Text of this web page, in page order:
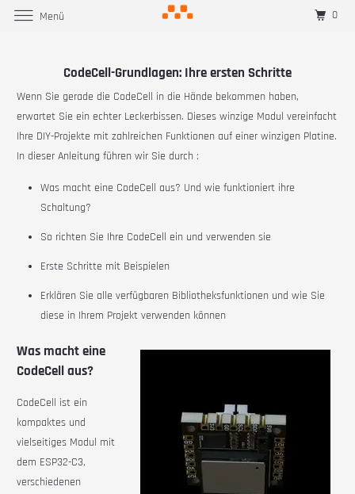
CodeCell-Grundlagen: Ihre ersten Schritte
Wenn Sie gerade die CodeCell in die Hände bekommen haben,
erwartet Sie ein echter Leckerbissen. Dieses winzige Modul vereinfacht
Ihre DIY-Projekte mit zahlreichen Funktionen auf einer winzigen Platine.
In dieser Anleitung führen wir Sie durch :
Was macht eine CodeCell aus? Und wie funktioniert ihre
Schaltung?
So richten Sie Ihre CodeCell ein und verwenden sie
Erste Schritte mit Beispielen
Erklären Sie alle verfügbaren Bibliotheksfunktionen und wie Sie
diese in Ihrem Projekt verwenden können
Was macht eine
CodeCell aus?
CodeCell ist ein
kompaktes und
vielseitiges Modul mit
dem ESP32-C3,
verschiedenen
Menü 0